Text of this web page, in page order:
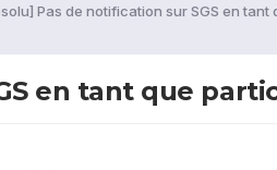
Pas de notification sur SGS en
en tant que